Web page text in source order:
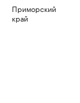
Приморский
край